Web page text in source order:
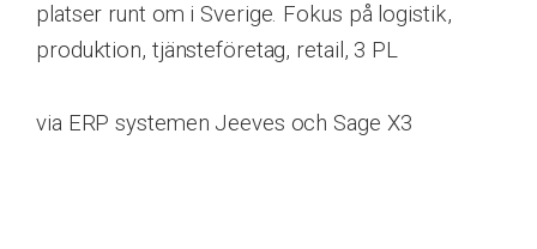
platser runt om i Sverige. Fokus på logistik,
produktion, tjänsteföretag, retail, 3 PL
via ERP systemen Jeeves och Sage X3